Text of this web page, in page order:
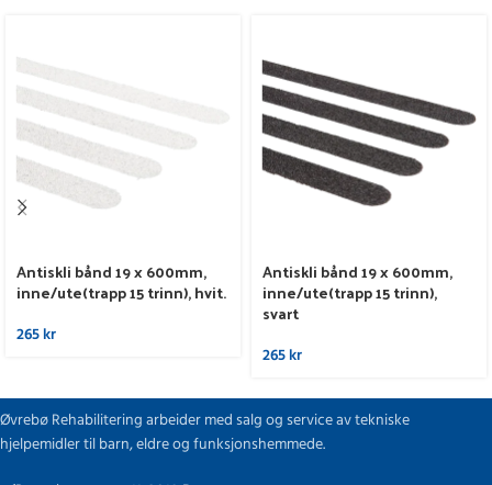
Antiskli bånd 19 x 600mm,
inne/ute(trapp 15 trinn), hvit.
265kr
Antiskli bånd 19 x 600mm,
inne/ute(trapp 15 trinn),
svart
265kr
Øvrebø Rehabilitering arbeider med salg og service av tekniske
hjelpemidler til barn, eldre og funksjonshemmede.